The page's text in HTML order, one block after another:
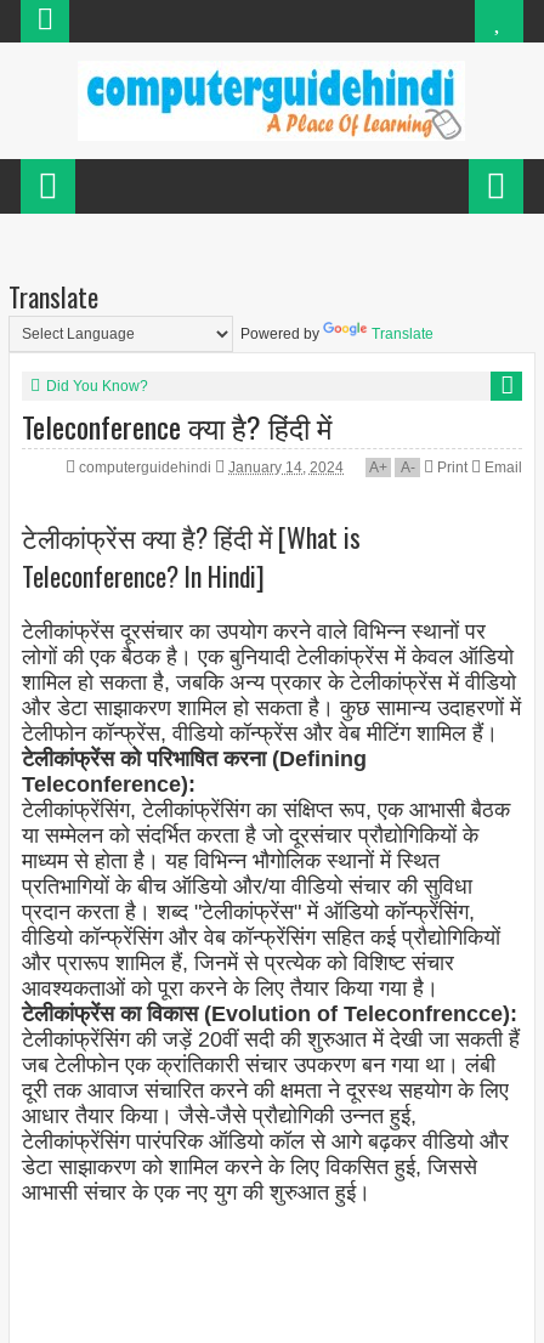
Translate
Powered by Translate
Did You Know?
Teleconference क्या है? हिंदी में
computerguidehindi January 14, 2024 A+ A- Print Email
टेलीकांफ्रेंस क्या है? हिंदी में [What is
Teleconference? In Hindi]
टेलीकांफ्रेंस दूरसंचार का उपयोग करने वाले विभिन्न स्थानों पर
लोगों की एक बैठक है। एक बुनियादी टेलीकांफ्रेंस में केवल ऑडियो
शामिल हो सकता है, जबकि अन्य प्रकार के टेलीकांफ्रेंस में वीडियो
और डेटा साझाकरण शामिल हो सकता है। कुछ सामान्य उदाहरणों में
टेलीफोन कॉन्फ्रेंस, वीडियो कॉन्फ्रेंस और वेब मीटिंग शामिल हैं।
टेलीकांफ्रेंस को परिभाषित करना (Defining
Teleconference):
टेलीकांफ्रेंसिंग, टेलीकांफ्रेंसिंग का संक्षिप्त रूप, एक आभासी बैठक
या सम्मेलन को संदर्भित करता है जो दूरसंचार प्रौद्योगिकियों के
माध्यम से होता है। यह विभिन्न भौगोलिक स्थानों में स्थित
प्रतिभागियों के बीच ऑडियो और/या वीडियो संचार की सुविधा
प्रदान करता है। शब्द "टेलीकांफ्रेंस" में ऑडियो कॉन्फ्रेंसिंग,
वीडियो कॉन्फ्रेंसिंग और वेब कॉन्फ्रेंसिंग सहित कई प्रौद्योगिकियों
और प्रारूप शामिल हैं, जिनमें से प्रत्येक को विशिष्ट संचार
आवश्यकताओं को पूरा करने के लिए तैयार किया गया है।
टेलीकांफ्रेंस का विकास (Evolution of Teleconfrencce):
टेलीकांफ्रेंसिंग की जड़ें 20वीं सदी की शुरुआत में देखी जा सकती हैं
जब टेलीफोन एक क्रांतिकारी संचार उपकरण बन गया था। लंबी
दूरी तक आवाज संचारित करने की क्षमता ने दूरस्थ सहयोग के लिए
आधार तैयार किया। जैसे-जैसे प्रौद्योगिकी उन्नत हुई,
टेलीकांफ्रेंसिंग पारंपरिक ऑडियो कॉल से आगे बढ़कर वीडियो और
डेटा साझाकरण को शामिल करने के लिए विकसित हुई, जिससे
आभासी संचार के एक नए युग की शुरुआत हुई।